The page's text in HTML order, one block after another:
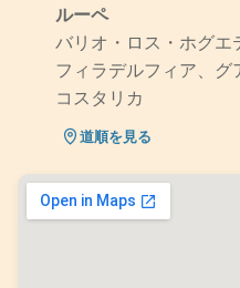
ルーペ
バリオ・ロス・ホグエ
フィラデルフィア、グ
コスタリカ
道順を見る